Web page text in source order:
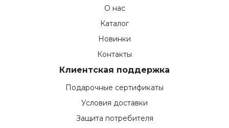
О нас
Каталог
Новинки
Контакты
Клиентская поддержка
Подарочные сертификаты
Условия доставки
Защита потребителя